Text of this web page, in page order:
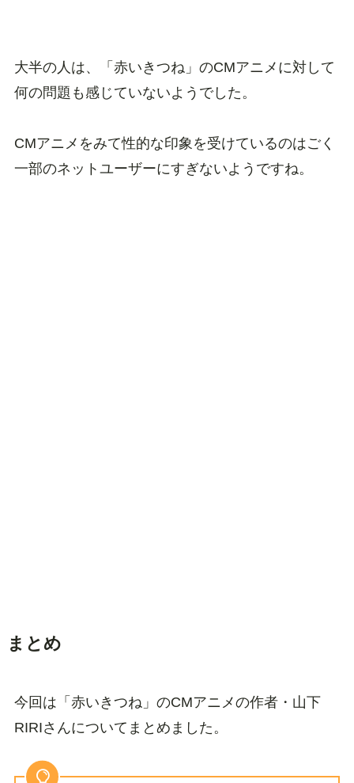
大半の人は、「赤いきつね」のCMアニメに対して
何の問題も感じていないようでした。
CMアニメをみて性的な印象を受けているのはごく
一部のネットユーザーにすぎないようですね。
まとめ
今回は「赤いきつね」のCMアニメの作者・山下
RIRIさんについてまとめました。